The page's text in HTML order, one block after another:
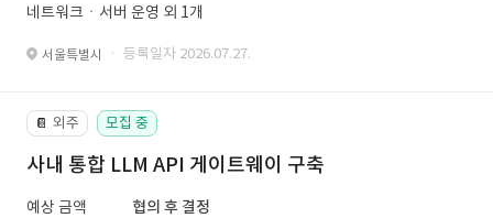
네트워크ㆍ서버 운영 외 1개
서울특별시 · 등록일자 2026.07.27.
📔 외주 모집 중
사내 통합 LLM API 게이트웨이 구축
예상 금액
협의 후 결정